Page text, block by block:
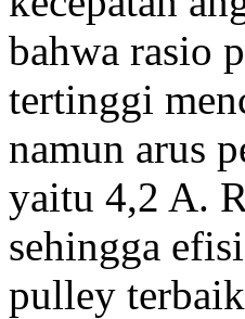
bahwa rasio
tertinggi
namun arus
yaitu 4,2 A.
sehingga
pulley